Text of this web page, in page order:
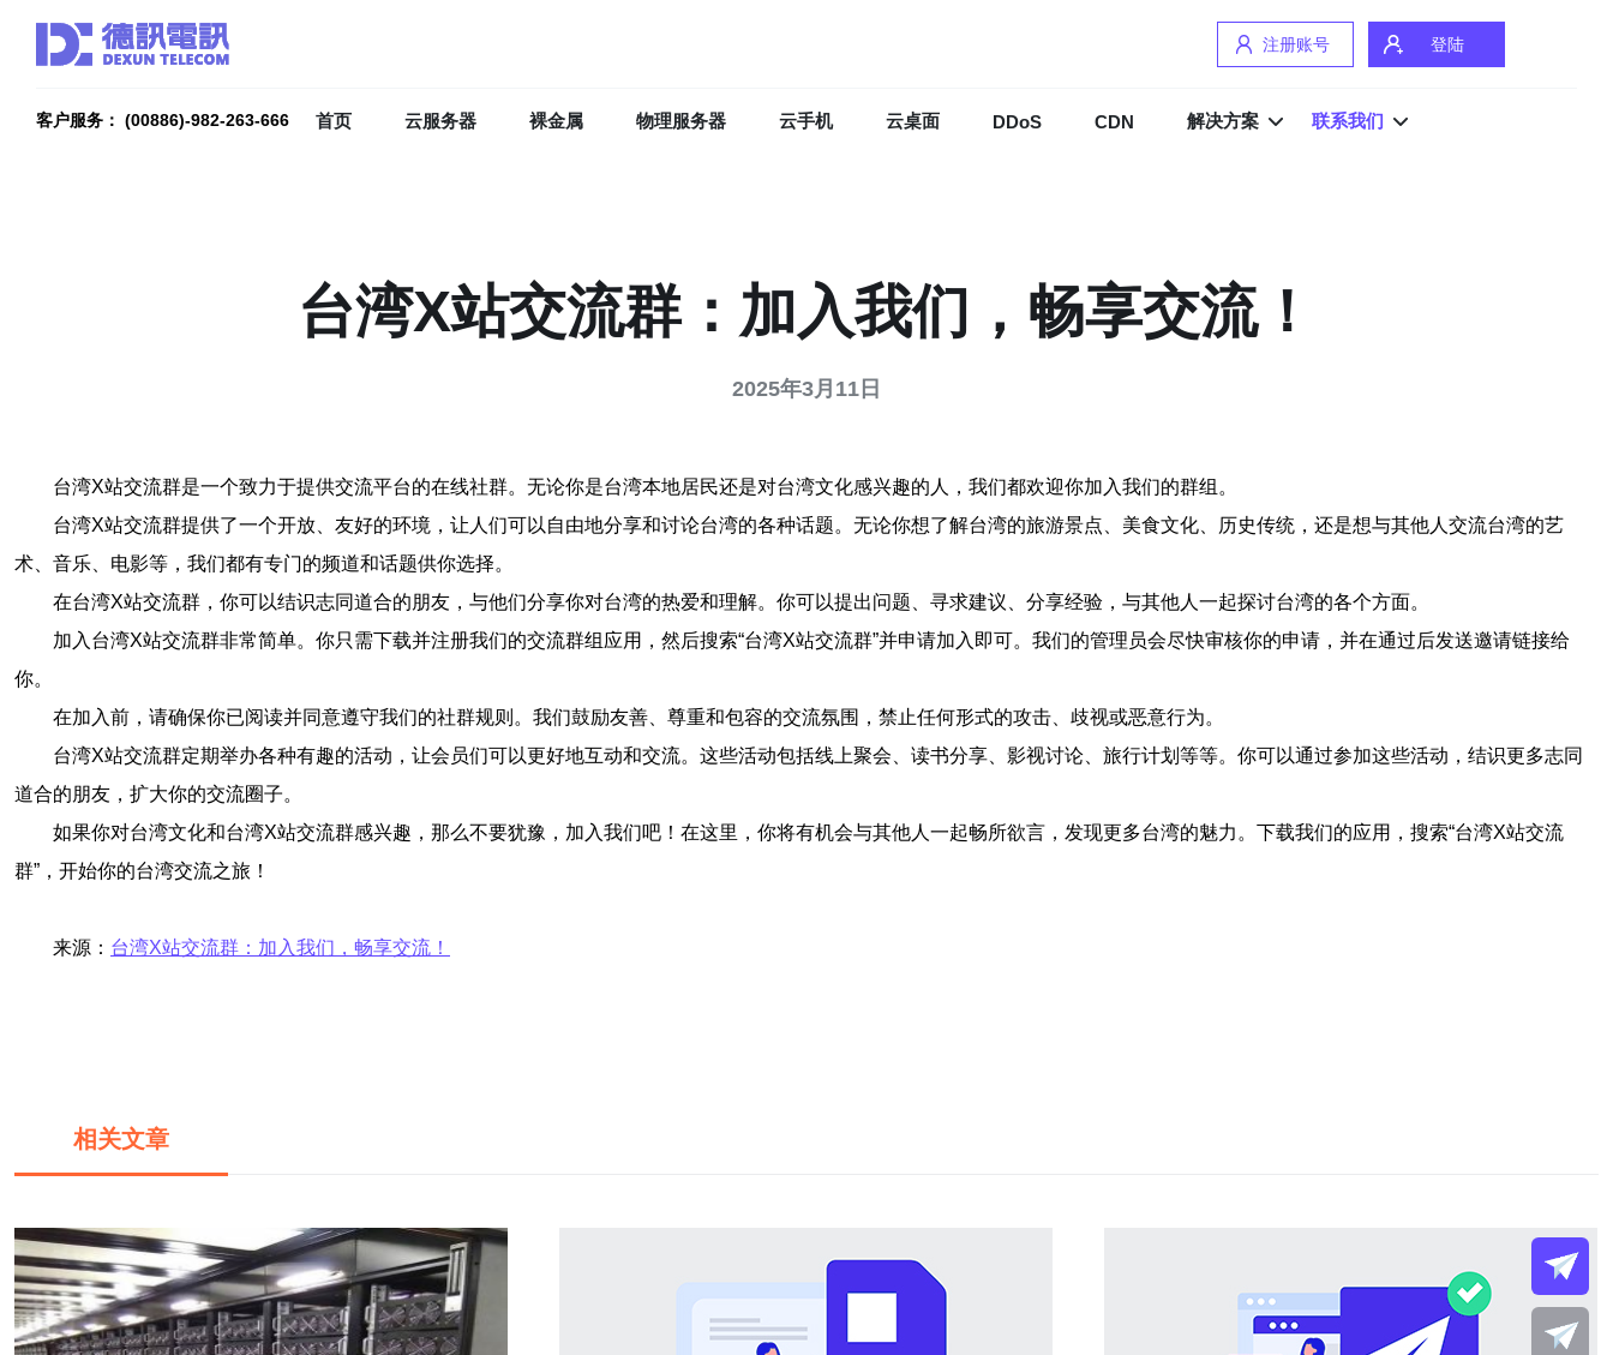
注册账号 登陆
客户服务： (00886)-982-263-666 首页 云服务器 裸金属 物理服务器 云手机 云桌面 DDoS CDN 解决方案 联系我们
台湾X站交流群：加入我们，畅享交流！
2025年3月11日
台湾X站交流群是一个致力于提供交流平台的在线社群。无论你是台湾本地居民还是对台湾文化感兴趣的人，我们都欢迎你加入我们的群组。
台湾X站交流群提供了一个开放、友好的环境，让人们可以自由地分享和讨论台湾的各种话题。无论你想了解台湾的旅游景点、美食文化、历史传统，还是想与其他人交流台湾的艺
术、音乐、电影等，我们都有专门的频道和话题供你选择。
在台湾X站交流群，你可以结识志同道合的朋友，与他们分享你对台湾的热爱和理解。你可以提出问题、寻求建议、分享经验，与其他人一起探讨台湾的各个方面。
加入台湾X站交流群非常简单。你只需下载并注册我们的交流群组应用，然后搜索“台湾X站交流群”并申请加入即可。我们的管理员会尽快审核你的申请，并在通过后发送邀请链接给
你。
在加入前，请确保你已阅读并同意遵守我们的社群规则。我们鼓励友善、尊重和包容的交流氛围，禁止任何形式的攻击、歧视或恶意行为。
台湾X站交流群定期举办各种有趣的活动，让会员们可以更好地互动和交流。这些活动包括线上聚会、读书分享、影视讨论、旅行计划等等。你可以通过参加这些活动，结识更多志同
道合的朋友，扩大你的交流圈子。
如果你对台湾文化和台湾X站交流群感兴趣，那么不要犹豫，加入我们吧！在这里，你将有机会与其他人一起畅所欲言，发现更多台湾的魅力。下载我们的应用，搜索“台湾X站交流
群”，开始你的台湾交流之旅！
来源： 台湾X站交流群：加入我们，畅享交流！
相关文章